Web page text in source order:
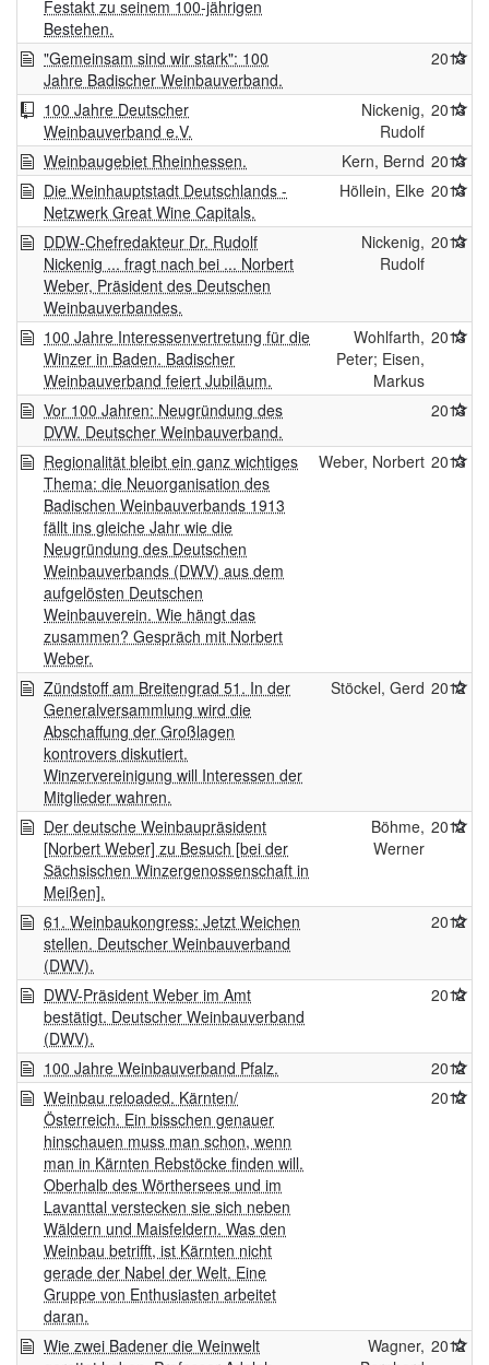
Festakt zu seinem 100-jährigen
Bestehen.
"Gemeinsam sind wir stark": 100
Jahre Badischer Weinbauverband.
2013
100 Jahre Deutscher
Weinbauverband e.V.
Nickenig,
Rudolf
2013
Weinbaugebiet Rheinhessen. Kern, Bernd 2013
Die Weinhauptstadt Deutschlands -
Netzwerk Great Wine Capitals.
Höllein, Elke 2013
DDW-Chefredakteur Dr. Rudolf
Nickenig ... fragt nach bei ... Norbert
Weber, Präsident des Deutschen
Weinbauverbandes.
Nickenig,
Rudolf
2013
100 Jahre Interessenvertretung für die
Winzer in Baden. Badischer
Weinbauverband feiert Jubiläum.
Wohlfarth,
Peter; Eisen,
Markus
2013
Vor 100 Jahren: Neugründung des
DVW. Deutscher Weinbauverband.
2013
Regionalität bleibt ein ganz wichtiges
Thema: die Neuorganisation des
Badischen Weinbauverbands 1913
fällt ins gleiche Jahr wie die
Neugründung des Deutschen
Weinbauverbands (DWV) aus dem
aufgelösten Deutschen
Weinbauverein. Wie hängt das
zusammen? Gespräch mit Norbert
Weber.
Weber, Norbert 2013
Zündstoff am Breitengrad 51. In der
Generalversammlung wird die
Abschaffung der Großlagen
kontrovers diskutiert.
Winzervereinigung will Interessen der
Mitglieder wahren.
Stöckel, Gerd 2012
Der deutsche Weinbaupräsident
[Norbert Weber] zu Besuch [bei der
Sächsischen Winzergenossenschaft in
Meißen].
Böhme,
Werner
2012
61. Weinbaukongress: Jetzt Weichen
stellen. Deutscher Weinbauverband
(DWV).
2012
DWV-Präsident Weber im Amt
bestätigt. Deutscher Weinbauverband
(DWV).
2012
100 Jahre Weinbauverband Pfalz.
2012
Weinbau reloaded. Kärnten/
Österreich. Ein bisschen genauer
hinschauen muss man schon, wenn
man in Kärnten Rebstöcke finden will.
Oberhalb des Wörthersees und im
Lavanttal verstecken sie sich neben
Wäldern und Maisfeldern. Was den
Weinbau betrifft, ist Kärnten nicht
gerade der Nabel der Welt. Eine
Gruppe von Enthusiasten arbeitet
daran.
2012
Wie zwei Badener die Weinwelt
Wagner, 2012